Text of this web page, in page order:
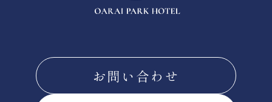
お問い合わせ